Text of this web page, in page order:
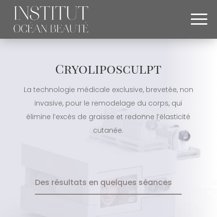
Cryoliposculpt
La technologie médicale exclusive, brevetée, non
invasive, pour le remodelage du corps, qui
élimine l’excès de graisse et redonne l’élasticité
cutanée.
Des résultats en quelques séances